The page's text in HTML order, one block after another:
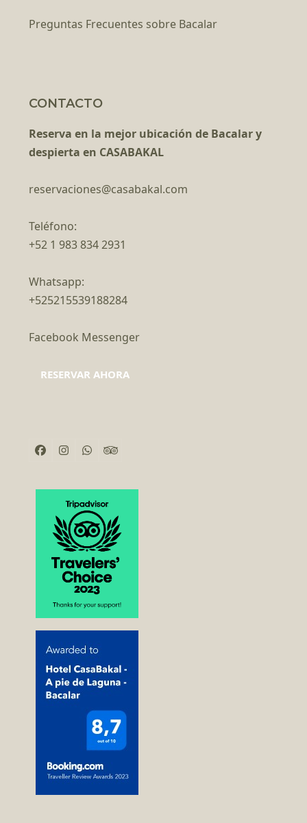
Preguntas Frecuentes sobre Bacalar
CONTACTO
Reserva en la mejor ubicación de Bacalar y
despierta en CASABAKAL
reservaciones@casabakal.com
Teléfono:
+52 1 983 834 2931
Whatsapp:
+525215539188284
Facebook Messenger
RESERVAR AHORA
Facebook
Instagram
WhatsappTripadvisor